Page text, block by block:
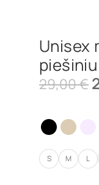
Unisex
piešiniu
29,00€
S M L